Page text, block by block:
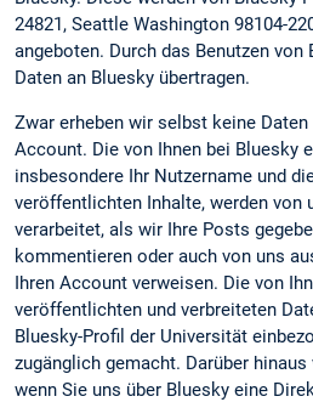
24821, Seattle Washington 98104-
angeboten. Durch das Benutzen von
Daten an Bluesky übertragen.
Zwar erheben wir selbst keine Daten
Account. Die von Ihnen bei Bluesky
insbesondere Ihr Nutzername und
veröffentlichten Inhalte, werden von
verarbeitet, als wir Ihre Posts
kommentieren oder auch von uns
Ihren Account verweisen. Die von
veröffentlichten und verbreiteten
Bluesky-Profil der Universität
zugänglich gemacht. Darüber
wenn Sie uns über Bluesky eine